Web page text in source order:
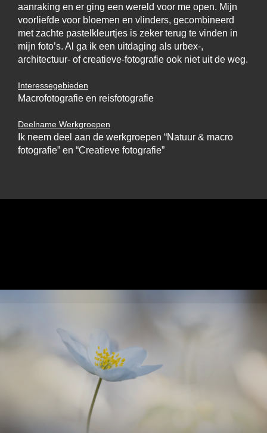
aanraking en er ging een wereld voor me open. Mijn
voorliefde voor bloemen en vlinders, gecombineerd
met zachte pastelkleurtjes is zeker terug te vinden in
mijn foto’s. Al ga ik een uitdaging als urbex-,
architectuur- of creatieve-fotografie ook niet uit de weg.
Interessegebieden
Macrofotografie en reisfotografie
Deelname Werkgroepen
Ik neem deel aan de werkgroepen “Natuur & macro
fotografie” en “Creatieve fotografie”